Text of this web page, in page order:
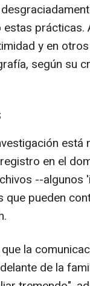
prácticas.
y en
según su
en el
--algunos
que pueden
la
de la